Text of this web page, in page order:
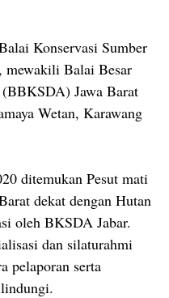
Konservasi Sumber
Balai Besar
Jawa Barat
Wetan, Karawang
ditemukan Pesut mati
dekat dengan Hutan
oleh BKSDA Jabar.
dan silaturahmi
pelaporan serta